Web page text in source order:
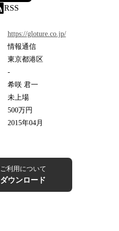
RSS
https://gloture.co.jp/
情報通信
東京都港区
-
希咲 君一
未上場
500万円
2015年04月
利用について
ウンロード